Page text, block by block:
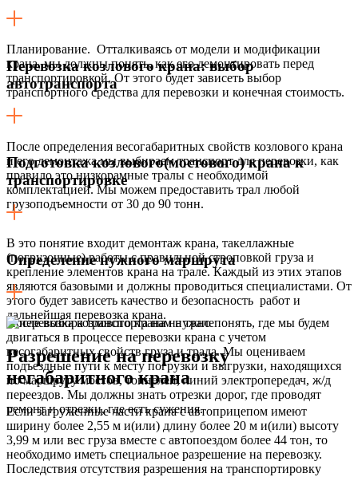
Планирование. Отталкиваясь от модели и модификации
крана, мы должны понять, как его демонтировать перед
транспортировкой. От этого будет зависеть выбор
транспортного средства для перевозки и конечная стоимость.
Перевозка козлового крана: выбор
автотранспорта
После определения весогабаритных свойств козлового крана
и его демонтажа мы выбираем транспорт для перевозки, как
правило это низкорамные тралы с необходимой
комплектацией. Мы можем предоставить трал любой
грузоподъемности от 30 до 90 тонн.
Подготовка козлового(мостового) крана к
транспортировке
В это понятие входит демонтаж крана, такеллажные
(погрузочные) работы с правильной строповкой груза и
крепление элементов крана на трале. Каждый из этих этапов
являются базовыми и должны проводиться специалистами. От
этого будет зависеть качество и безопасность работ и
дальнейшая перевозка крана.
Определение нужного маршрута
После выбора транспорта нам нужно понять, где мы будем
двигаться в процессе перевозки крана с учетом
весогабаритных свойств груза и трала. Мы оцениваем
подъездные пути к месту погрузки и выгрузки, находящихся
по маршруту мостов, тоннелей, линий электропередач, ж/д
переездов. Мы должны знать отрезки дорог, где проводят
ремонт и отрезки, где есть сужения.
Разрешение на перевозку
негабаритного крана
Если загруженные части крана с автоприцепом имеют
ширину более 2,55 м и(или) длину более 20 м и(или) высоту
3,99 м или вес груза вместе с автопоездом более 44 тон, то
необходимо иметь специальное разрешение на перевозку.
Последствия отсутствия разрешения на транспортировку